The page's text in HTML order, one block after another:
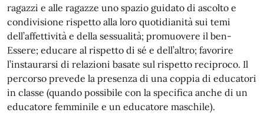
ragazzi e alle ragazze uno spazio guidato di ascolto e
condivisione rispetto alla loro quotidianità sui temi
dell’affettività e della sessualità; promuovere il ben-
Essere; educare al rispetto di sé e dell’altro; favorire
l’instaurarsi di relazioni basate sul rispetto reciproco. Il
percorso prevede la presenza di una coppia di educatori
in classe (quando possibile con la specifica anche di un
educatore femminile e un educatore maschile).